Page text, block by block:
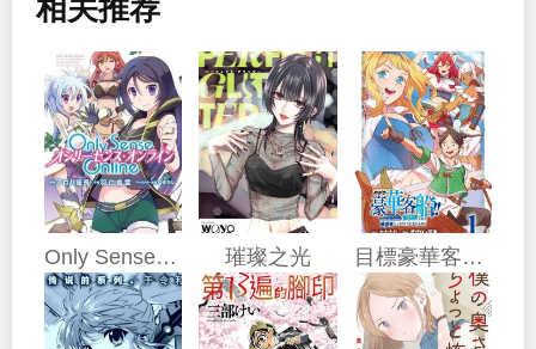
相关推荐
Only Sense Online 璀璨之光 目標豪華客船!! 運用船召喚技能，在異世界開啟奢華生活